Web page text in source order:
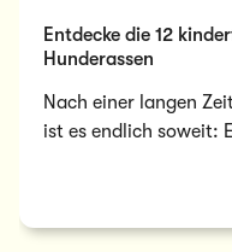
Entdecke die 12
Hunderassen
Nach einer langen
ist es endlich soweit: